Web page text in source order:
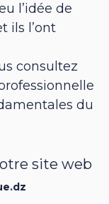
l’idée de
ils l’ont
consultez
du
site web